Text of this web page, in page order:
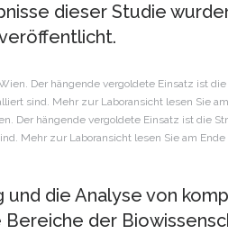
dieser Studie
Der hängende vergoldete Einsatz ist die
Mehr zur Laboransicht lesen Sie am Ende
die Analyse von
der